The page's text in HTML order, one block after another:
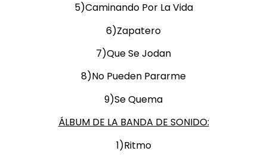
5)Caminando Por La Vida
6)Zapatero
7)Que Se Jodan
8)No Pueden Pararme
9)Se Quema
ÁLBUM DE LA BANDA DE SONIDO:
1)Ritmo